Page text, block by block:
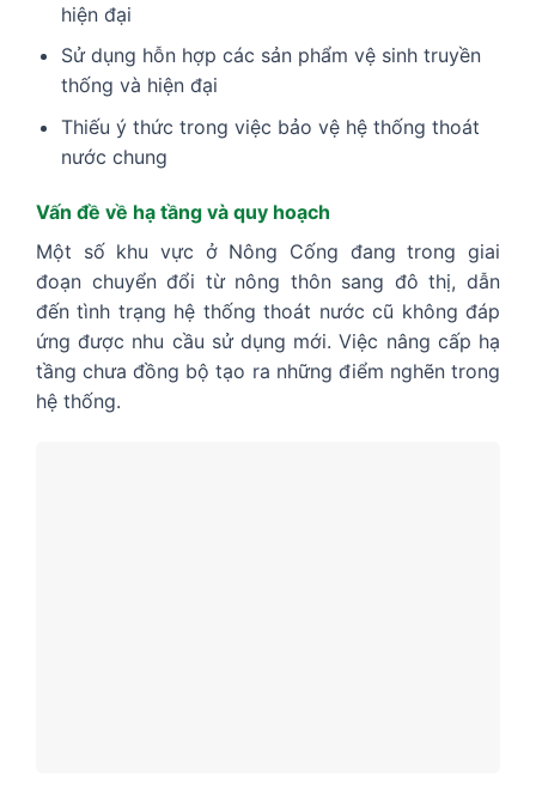
hiện đại
Sử dụng hỗn hợp các sản phẩm vệ sinh truyền
thống và hiện đại
Thiếu ý thức trong việc bảo vệ hệ thống thoát
nước chung
Vấn đề về hạ tầng và quy hoạch
Một số khu vực ở Nông Cống đang trong giai
đoạn chuyển đổi từ nông thôn sang đô thị, dẫn
đến tình trạng hệ thống thoát nước cũ không đáp
ứng được nhu cầu sử dụng mới. Việc nâng cấp hạ
tầng chưa đồng bộ tạo ra những điểm nghẽn trong
hệ thống.